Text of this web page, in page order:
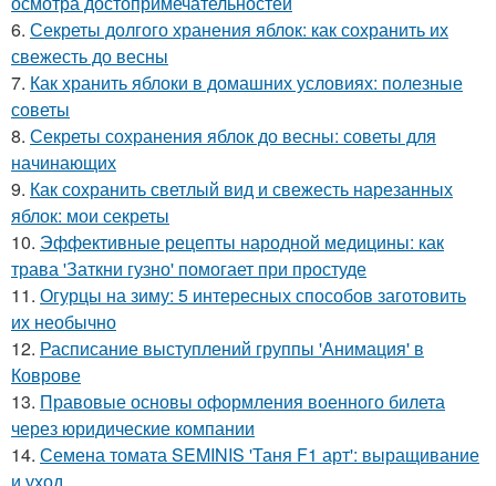
6. Секреты долгого хранения яблок: как сохранить их
свежесть до весны
7. Как хранить яблоки в домашних условиях: полезные
советы
8. Секреты сохранения яблок до весны: советы для
начинающих
9. Как сохранить светлый вид и свежесть нарезанных
яблок: мои секреты
10. Эффективные рецепты народной медицины: как
трава 'Заткни гузно' помогает при простуде
11. Огурцы на зиму: 5 интересных способов заготовить
их необычно
12. Расписание выступлений группы 'Анимация' в
Коврове
13. Правовые основы оформления военного билета
через юридические компании
14. Семена томата SEMINIS 'Таня F1 арт': выращивание
и уход